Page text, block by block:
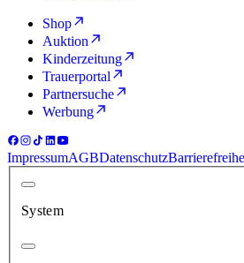
Shop
Auktion
Kinderzeitung
Trauerportal
Partnersuche
Werbung
ImpressumAGBDatenschutz
System